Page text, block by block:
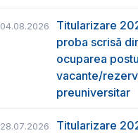
04.08.2026
Titularizare
proba scrisă
ocuparea
vacante/
preuniversitar
28.07.2026
Titularizare